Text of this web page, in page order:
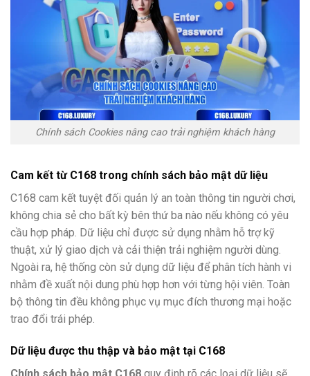
Chính sách Cookies nâng cao trải nghiệm khách hàng
Cam kết từ C168 trong chính sách bảo mật dữ liệu
C168 cam kết tuyệt đối quản lý an toàn thông tin người chơi,
không chia sẻ cho bất kỳ bên thứ ba nào nếu không có yêu
cầu hợp pháp. Dữ liệu chỉ được sử dụng nhằm hỗ trợ kỹ
thuật, xử lý giao dịch và cải thiện trải nghiệm người dùng.
Ngoài ra, hệ thống còn sử dụng dữ liệu để phân tích hành vi
nhằm đề xuất nội dung phù hợp hơn với từng hội viên. Toàn
bộ thông tin đều không phục vụ mục đích thương mại hoặc
trao đổi trái phép.
Dữ liệu được thu thập và bảo mật tại C168
Chính sách bảo mật C168 quy định rõ các loại dữ liệu sẽ